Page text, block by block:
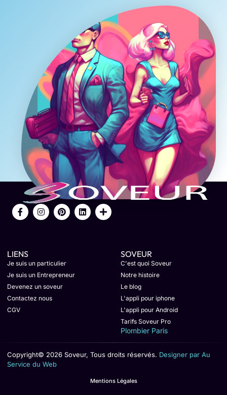
LIENS
Je suis un particulier
Je suis un Entrepreneur
Devenez un soveur
Contactez nous
CGV
SOVEUR
C'est quoi Soveur
Notre histoire
Le blog
L'appli pour iphone
L'appli pour Android
Tarifs Soveur Pro
Plombier Paris
Copyright© 2026 Soveur, Tous droits réservés. Designer par Au
Service du Web
Mentions Légales